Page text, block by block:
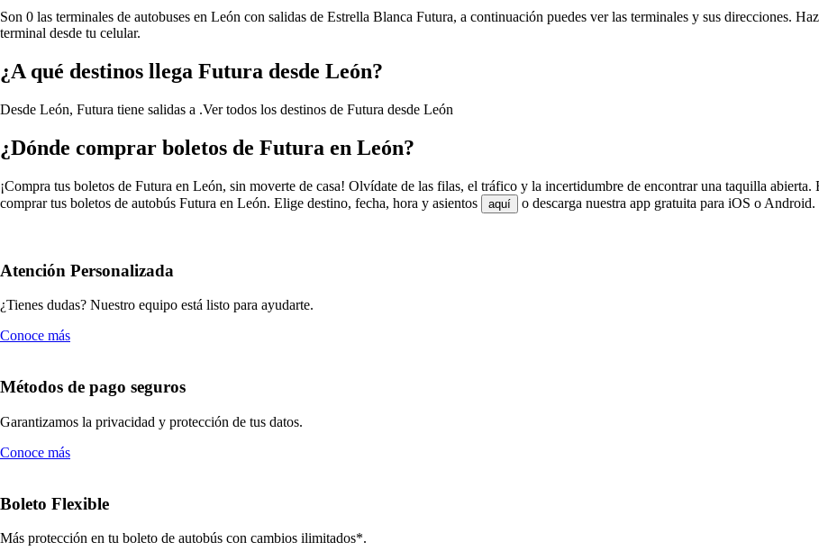
Son 0 las terminales de autobuses en León con salidas de Estrella Blanca Futura, a continuación puedes ver las terminales y sus direcciones.
terminal desde tu celular.
¿A qué destinos llega Futura desde León?
Desde León, Futura tiene salidas a .Ver todos los destinos de Futura desde León
¿Dónde comprar boletos de Futura en León?
¡Compra tus boletos de Futura en León, sin moverte de casa! Olvídate de las filas, el tráfico y la incertidumbre de encontrar una taquilla
comprar tus boletos de autobús Futura en León. Elige destino, fecha, hora y asientos
aquí o descarga nuestra app gratuita para iOS o
Atención Personalizada
¿Tienes dudas? Nuestro equipo está listo para ayudarte.
Conoce más
Métodos de pago seguros
Garantizamos la privacidad y protección de tus datos.
Conoce más
Boleto Flexible
Más protección en tu boleto de autobús con cambios ilimitados*.